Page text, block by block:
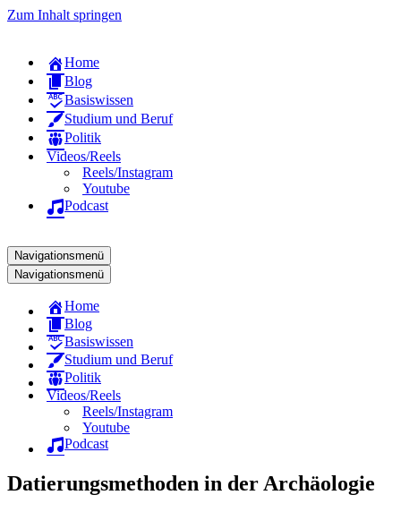
Zum Inhalt springen
Home
Blog
Basiswissen
Studium und Beruf
Politik
Videos/Reels
Reels/Instagram
Youtube
Podcast
Navigationsmenü
Navigationsmenü
Home
Blog
Basiswissen
Studium und Beruf
Politik
Videos/Reels
Reels/Instagram
Youtube
Podcast
Datierungsmethoden in der Archäologie